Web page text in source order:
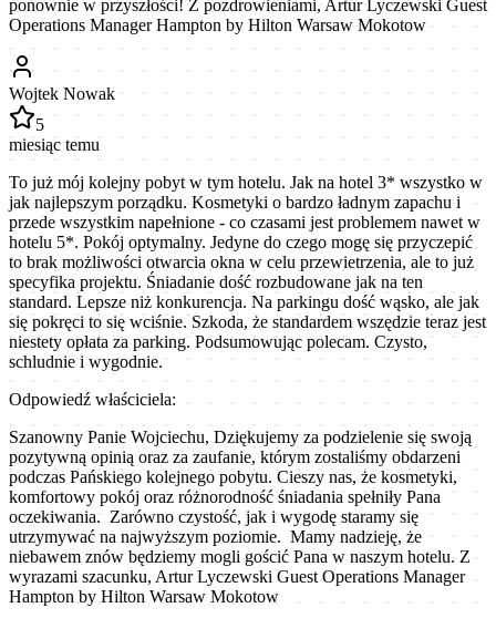
ponownie w przyszłości! Z pozdrowieniami, Artur Lyczewski Guest
Operations Manager Hampton by Hilton Warsaw Mokotow
Wojtek Nowak
5
miesiąc temu
To już mój kolejny pobyt w tym hotelu. Jak na hotel 3* wszystko w
jak najlepszym porządku. Kosmetyki o bardzo ładnym zapachu i
przede wszystkim napełnione - co czasami jest problemem nawet w
hotelu 5*. Pokój optymalny. Jedyne do czego mogę się przyczepić
to brak możliwości otwarcia okna w celu przewietrzenia, ale to już
specyfika projektu. Śniadanie dość rozbudowane jak na ten
standard. Lepsze niż konkurencja. Na parkingu dość wąsko, ale jak
się pokręci to się wciśnie. Szkoda, że standardem wszędzie teraz jest
niestety opłata za parking. Podsumowując polecam. Czysto,
schludnie i wygodnie.
Odpowiedź właściciela:
Szanowny Panie Wojciechu, Dziękujemy za podzielenie się swoją
pozytywną opinią oraz za zaufanie, którym zostaliśmy obdarzeni
podczas Pańskiego kolejnego pobytu. Cieszy nas, że kosmetyki,
komfortowy pokój oraz różnorodność śniadania spełniły Pana
oczekiwania. Zarówno czystość, jak i wygodę staramy się
utrzymywać na najwyższym poziomie. Mamy nadzieję, że
niebawem znów będziemy mogli gościć Pana w naszym hotelu. Z
wyrazami szacunku, Artur Lyczewski Guest Operations Manager
Hampton by Hilton Warsaw Mokotow